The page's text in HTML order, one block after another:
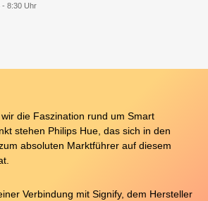
- 8:30 Uhr
die Faszination rund um Smart
stehen Philips Hue, das sich in den
absoluten Marktführer auf diesem
Verbindung mit Signify, dem Hersteller